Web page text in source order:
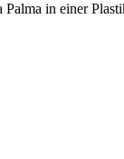
in einer